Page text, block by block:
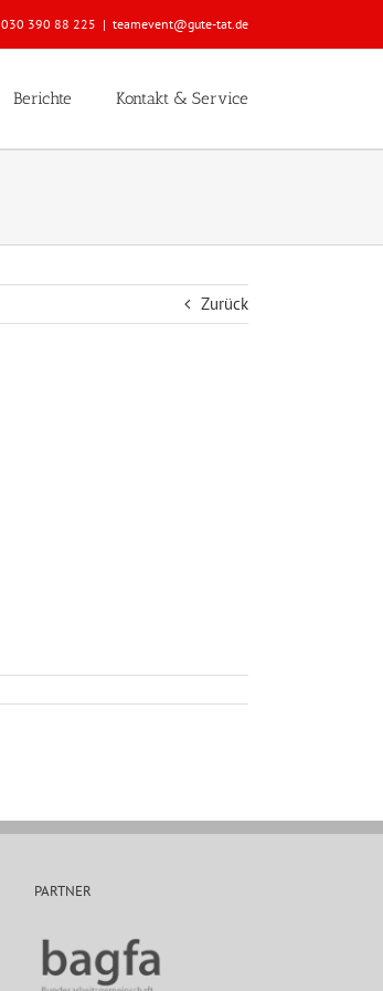
030 390 88 225 | teamevent@gute-tat.de
Berichte Kontakt & Service
Zurück
PARTNER